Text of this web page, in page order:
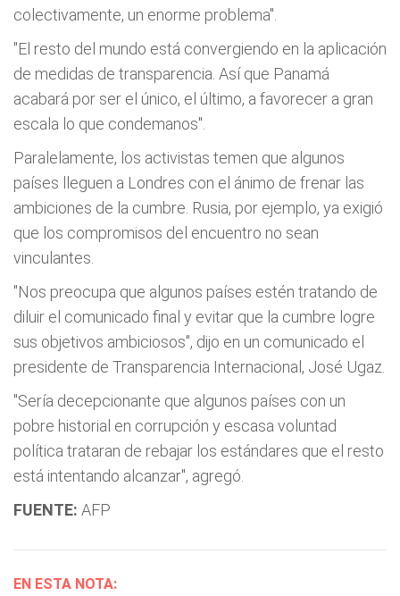
colectivamente, un enorme problema".
"El resto del mundo está convergiendo en la aplicación
de medidas de transparencia. Así que Panamá
acabará por ser el único, el último, a favorecer a gran
escala lo que condemanos".
Paralelamente, los activistas temen que algunos
países lleguen a Londres con el ánimo de frenar las
ambiciones de la cumbre. Rusia, por ejemplo, ya exigió
que los compromisos del encuentro no sean
vinculantes.
"Nos preocupa que algunos países estén tratando de
diluir el comunicado final y evitar que la cumbre logre
sus objetivos ambiciosos", dijo en un comunicado el
presidente de Transparencia Internacional, José Ugaz.
"Sería decepcionante que algunos países con un
pobre historial en corrupción y escasa voluntad
política trataran de rebajar los estándares que el resto
está intentando alcanzar", agregó.
FUENTE: AFP
EN ESTA NOTA: